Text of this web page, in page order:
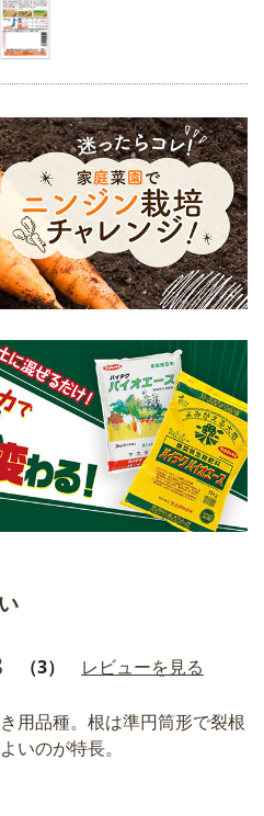
（3） レビューを見る
用品種。根は準円筒形で裂根
いのが特長。